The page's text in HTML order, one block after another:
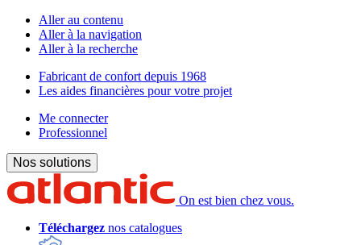
Aller au contenu
Aller à la navigation
Aller à la recherche
Fabricant de confort depuis 1968
Les aides financières pour votre projet
Me connecter
Professionnel
Nos solutions
On est bien chez vous.
Téléchargez nos catalogues